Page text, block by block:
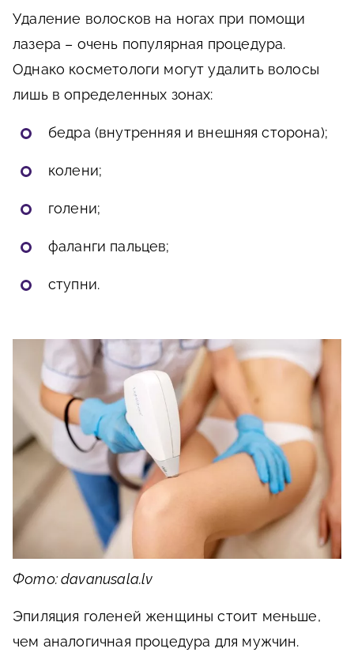
Удаление волосков на ногах при помощи
лазера – очень популярная процедура.
Однако косметологи могут удалить волосы
лишь в определенных зонах:
бедра (внутренняя и внешняя сторона);
колени;
голени;
фаланги пальцев;
ступни.
Фото: davanusala.lv
Эпиляция голеней женщины стоит меньше,
чем аналогичная процедура для мужчин.